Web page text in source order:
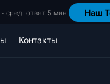
~ сред. ответ 5 мин. Наш
Контакты